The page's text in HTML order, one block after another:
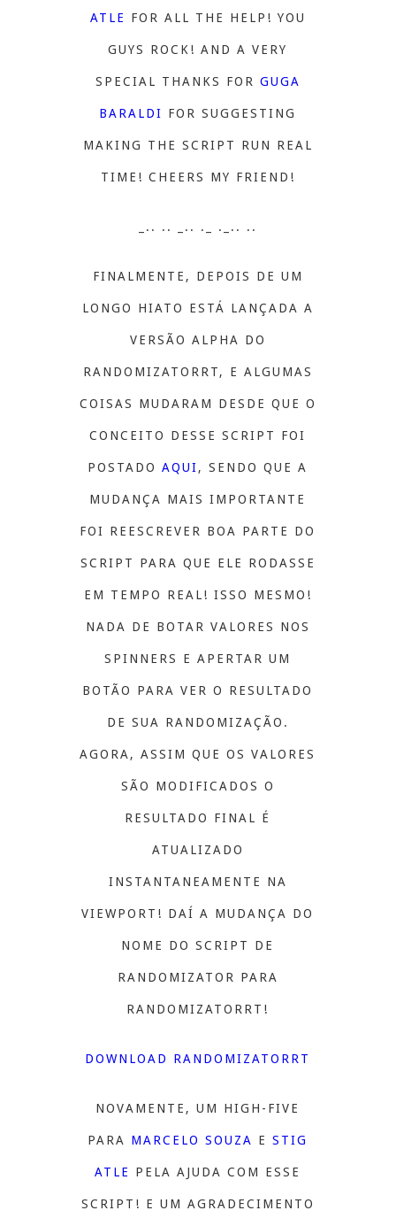
ATLE FOR ALL THE HELP! YOU
GUYS ROCK! AND A VERY
SPECIAL THANKS FOR GUGA
BARALDI FOR SUGGESTING
MAKING THE SCRIPT RUN REAL
TIME! CHEERS MY FRIEND!
_.. .. _.. ._ ._.. ..
FINALMENTE, DEPOIS DE UM
LONGO HIATO ESTÁ LANÇADA A
VERSÃO ALPHA DO
RANDOMIZATORRT, E ALGUMAS
COISAS MUDARAM DESDE QUE O
CONCEITO DESSE SCRIPT FOI
POSTADOAQUI, SENDO QUE A
MUDANÇA MAIS IMPORTANTE
FOI REESCREVER BOA PARTE DO
SCRIPT PARA QUE ELE RODASSE
EM TEMPO REAL! ISSO MESMO!
NADA DE BOTAR VALORES NOS
SPINNERS E APERTAR UM
BOTÃO PARA VER O RESULTADO
DE SUA RANDOMIZAÇÃO.
AGORA, ASSIM QUE OS VALORES
SÃO MODIFICADOS O
RESULTADO FINAL É
ATUALIZADO
INSTANTANEAMENTE NA
VIEWPORT! DAÍ A MUDANÇA DO
NOME DO SCRIPT DE
RANDOMIZATOR PARA
RANDOMIZATORRT!
DOWNLOAD RANDOMIZATORRT
NOVAMENTE, UM HIGH-FIVE
PARA MARCELO SOUZA ESTIG
ATLE PELA AJUDA COM ESSE
SCRIPT! E UM AGRADECIMENTO